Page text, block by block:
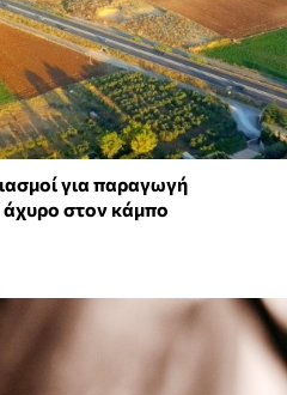
για παραγωγή
άχυρο στον κάμπο